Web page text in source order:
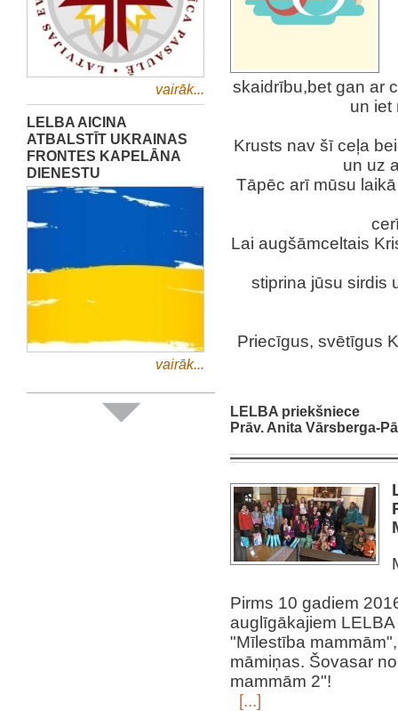
vairāk...
LELBA AICINA
ATBALSTĪT UKRAINAS
FRONTES KAPELĀNA
DIENESTU
vairāk...
skaidrību,bet gan ar
un iet
Krusts nav šī ceļa
un uz
Tāpēc arī mūsu
Lai augšāmceltais
stiprina jūsu sirdis
Priecīgus, svētīgus
LELBA priekšniece
Prāv. Anita Vārsberga-
Pirms 10 gadiem
auglīgākajiem
"Mīlestība
māmiņas. Šovasar
mammām 2"!
[...]